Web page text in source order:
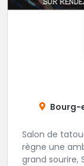
Bourg-
Salon de
règne une
grand sourire,